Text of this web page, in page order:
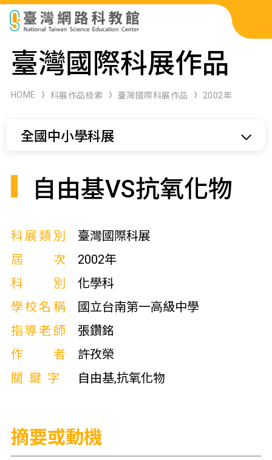
科展作品檢索
科學研習月刊
臺灣國際科展作品
HOME 科展作品檢索 臺灣國際科展作品 2002年
全國中小學科展
自由基VS抗氧化物
科展類別
臺灣國際科展
屆次
2002年
科別
化學科
學校名稱
國立台南第一高級中學
指導老師
張鑽銘
作者
許孜榮
關鍵字
自由基,抗氧化物
摘要或動機